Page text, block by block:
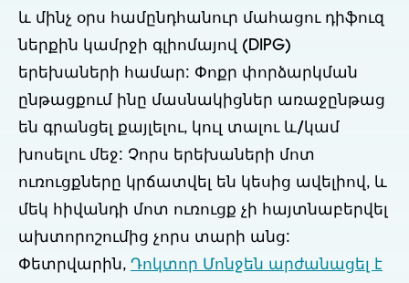
և մինչ օրս համընդհանուր մահացու դիֆուզ
ներքին կամրջի գլիոմայով (DIPG)
երեխաների համար: Փոքր փորձարկման
ընթացքում ինը մասնակիցներ առաջընթաց
են գրանցել քայլելու, կուլ տալու և/կամ
խոսելու մեջ: Չորս երեխաների մոտ
ուռուցքները կրճատվել են կեսից ավելիով, և
մեկ հիվանդի մոտ ուռուցք չի հայտնաբերվել
ախտորոշումից չորս տարի անց:
Փետրվարին, Դոկտոր Մոնջեն արժանացել է